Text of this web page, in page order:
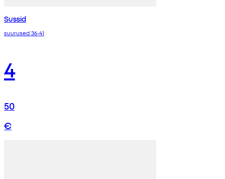
Sussid
suurused 36-41
4
50
€